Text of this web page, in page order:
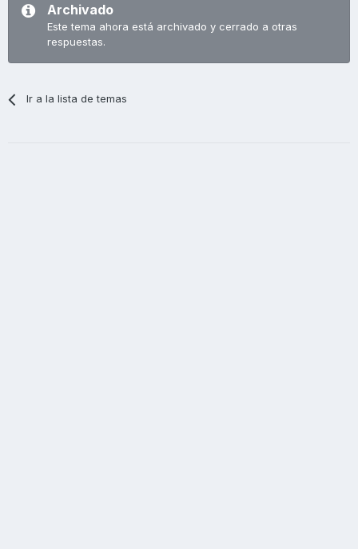
Archivado
Este tema ahora está archivado y cerrado a otras
respuestas.
Ir a la lista de temas